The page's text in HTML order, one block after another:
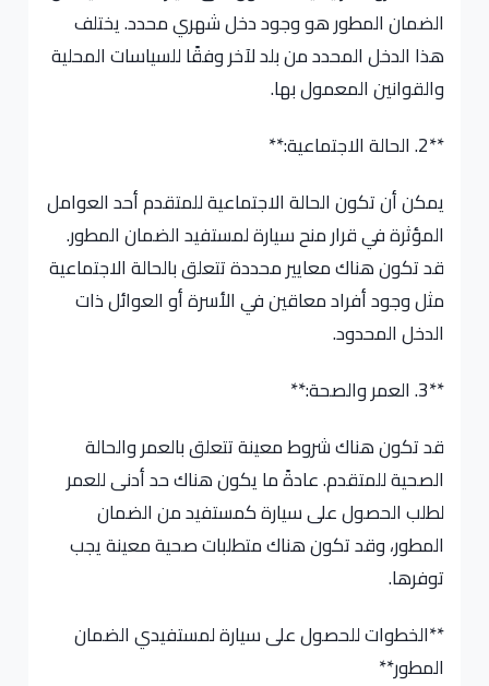
الضمان المطور هو وجود دخل شهري محدد. يختلف
هذا الدخل المحدد من بلد لآخر وفقًا للسياسات المحلية
والقوانين المعمول بها.
**2. الحالة الاجتماعية:**
يمكن أن تكون الحالة الاجتماعية للمتقدم أحد العوامل
المؤثرة في قرار منح سيارة لمستفيد الضمان المطور.
قد تكون هناك معايير محددة تتعلق بالحالة الاجتماعية
مثل وجود أفراد معاقين في الأسرة أو العوائل ذات
الدخل المحدود.
**3. العمر والصحة:**
قد تكون هناك شروط معينة تتعلق بالعمر والحالة
الصحية للمتقدم. عادةً ما يكون هناك حد أدنى للعمر
لطلب الحصول على سيارة كمستفيد من الضمان
المطور، وقد تكون هناك متطلبات صحية معينة يجب
توفرها.
**الخطوات للحصول على سيارة لمستفيدي الضمان
المطور**